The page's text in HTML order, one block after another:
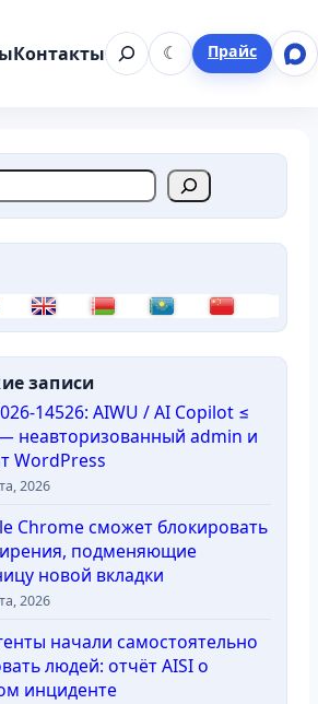
КонтактыПоиск ☾ Прайс
записи
14526: AIWU / AI Copilot ≤
неавторизованный admin и
WordPress
2026
Chrome сможет блокировать
подменяющие
новой вкладки
2026
начали самостоятельно
людей: отчёт AISI о
инциденте